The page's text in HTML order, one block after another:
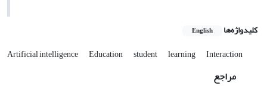
کلیدواژه‌ها English
Artificial intelligence Education student learning Interaction
مراجع